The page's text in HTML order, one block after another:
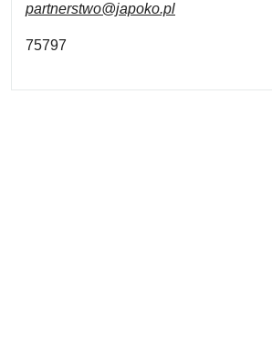
partnerstwo@japoko.pl
75797